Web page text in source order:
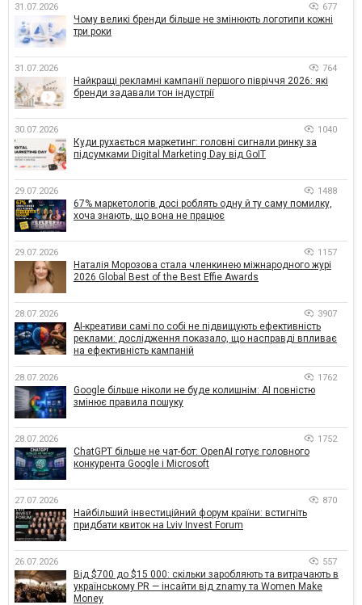
31.07.2026 677
Чому великі бренди більше не змінюють логотипи кожні
три роки
31.07.2026 764
Найкращі рекламні кампанії першого півріччя 2026: які
бренди задавали тон індустрії
30.07.2026 1040
Куди рухається маркетинг: головні сигнали ринку за
підсумками Digital Marketing Day від GoIT
29.07.2026 1488
67% маркетологів досі роблять одну й ту саму помилку,
хоча знають, що вона не працює
29.07.2026 1157
Наталія Морозова стала членкинею міжнародного журі
2026 Global Best of the Best Effie Awards
28.07.2026 3907
AI-креативи самі по собі не підвищують ефективність
реклами: дослідження показало, що насправді впливає
на ефективність кампаній
28.07.2026 1762
Google більше ніколи не буде колишнім: AI повністю
змінює правила пошуку
28.07.2026 1752
ChatGPT більше не чат-бот: OpenAI готує головного
конкурента Google і Microsoft
27.07.2026 870
Найбільший інвестиційний форум країни: встигніть
придбати квиток на Lviv Invest Forum
26.07.2026 557
Від $700 до $15 000: скільки заробляють та витрачають в
українському PR — інсайти від znamy та Women Make
Money